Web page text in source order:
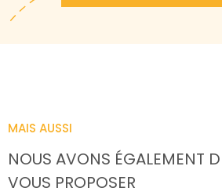
MAIS AUSSI
NOUS AVONS ÉGALEMENT
VOUS PROPOSER